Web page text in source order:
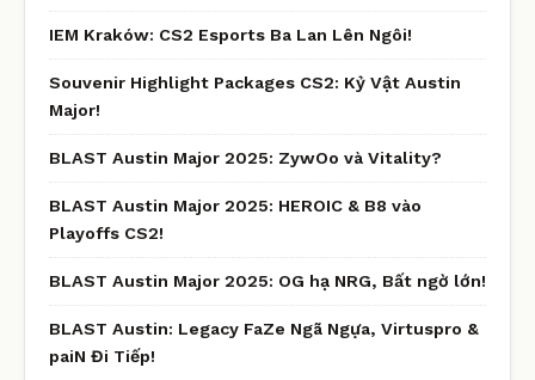
IEM Kraków: CS2 Esports Ba Lan Lên Ngôi!
Souvenir Highlight Packages CS2: Kỷ Vật Austin
Major!
BLAST Austin Major 2025: ZywOo và Vitality?
BLAST Austin Major 2025: HEROIC & B8 vào
Playoffs CS2!
BLAST Austin Major 2025: OG hạ NRG, Bất ngờ lớn!
BLAST Austin: Legacy FaZe Ngã Ngựa, Virtuspro &
paiN Đi Tiếp!